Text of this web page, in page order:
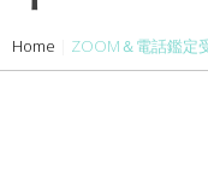
Home ZOOM＆電話鑑定